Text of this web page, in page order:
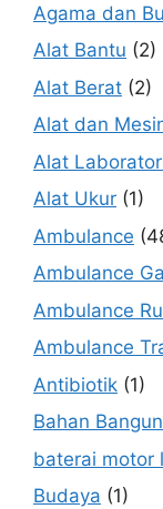
Agama dan
Alat Bantu (2)
Alat Berat (2)
Alat dan
Alat
Alat Ukur (1)
Ambulance
Ambulance
Ambulance
Ambulance
Antibiotik (1)
Bahan
baterai motor
Budaya (1)